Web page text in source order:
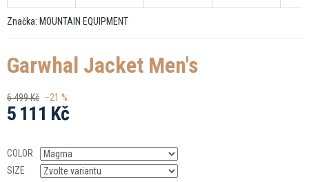
Značka: MOUNTAIN EQUIPMENT
Garwhal Jacket Men's
6 499 Kč –21 %
5 111 Kč
cena:
COLOR
SIZE